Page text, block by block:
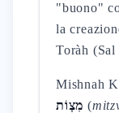
"buono"
la
Toràh (Sal
Mishnah
מִצְוֹת (